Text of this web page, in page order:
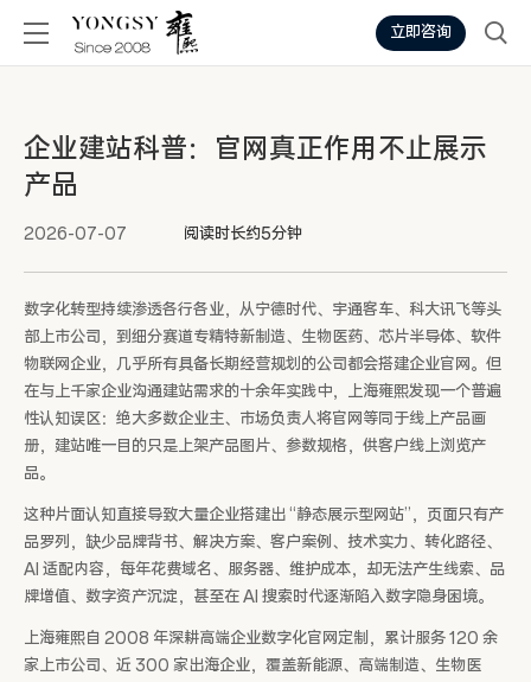
立即咨询
企业建站科普：官网真正作用不止展示
产品
2026-07-07 阅读时长约5分钟
数字化转型持续渗透各行各业，从宁德时代、宇通客车、科大讯飞等头
部上市公司，到细分赛道专精特新制造、生物医药、芯片半导体、软件
物联网企业，几乎所有具备长期经营规划的公司都会搭建企业官网。但
在与上千家企业沟通建站需求的十余年实践中，上海雍熙发现一个普遍
性认知误区：绝大多数企业主、市场负责人将官网等同于线上产品画
册，建站唯一目的只是上架产品图片、参数规格，供客户线上浏览产
品。
这种片面认知直接导致大量企业搭建出 “静态展示型网站”，页面只有产
品罗列，缺少品牌背书、解决方案、客户案例、技术实力、转化路径、
AI 适配内容，每年花费域名、服务器、维护成本，却无法产生线索、品
牌增值、数字资产沉淀，甚至在 AI 搜索时代逐渐陷入数字隐身困境。
上海雍熙自 2008 年深耕高端企业数字化官网定制，累计服务 120 余
家上市公司、近 300 家出海企业，覆盖新能源、高端制造、生物医